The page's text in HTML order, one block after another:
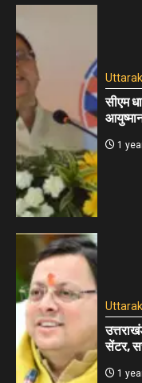
सीएम
1
सेंटर,
1